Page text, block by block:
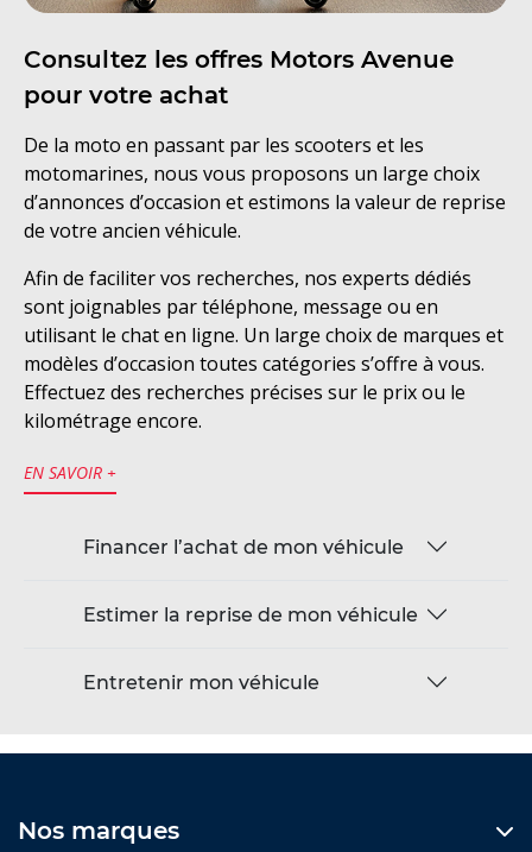
Consultez les offres Motors Avenue
pour votre achat
De la moto en passant par les scooters et les
motomarines, nous vous proposons un large choix
d’annonces d’occasion et estimons la valeur de reprise
de votre ancien véhicule.
Afin de faciliter vos recherches, nos experts dédiés
sont joignables par téléphone, message ou en
utilisant le chat en ligne. Un large choix de marques et
modèles d’occasion toutes catégories s’offre à vous.
Effectuez des recherches précises sur le prix ou le
kilométrage encore.
EN SAVOIR +
Financer l’achat de mon véhicule
Estimer la reprise de mon véhicule
Entretenir mon véhicule
Nos marques